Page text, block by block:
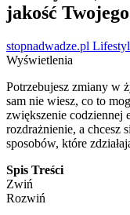
jakość
stopnadwadze.pl
Wyświetlenia
Potrzebujesz zmiany w
sam nie wiesz, co to
zwiększenie codziennej
rozdrażnienie, a chcesz
sposobów, które
Spis Treści
Zwiń
Rozwiń